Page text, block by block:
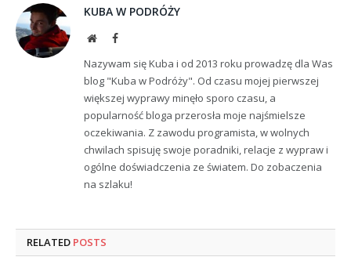
KUBA W PODRÓŻY
WebsiteFacebook
Nazywam się Kuba i od 2013 roku prowadzę dla Was
blog "Kuba w Podróży". Od czasu mojej pierwszej
większej wyprawy minęło sporo czasu, a
popularność bloga przerosła moje najśmielsze
oczekiwania. Z zawodu programista, w wolnych
chwilach spisuję swoje poradniki, relacje z wypraw i
ogólne doświadczenia ze światem. Do zobaczenia
na szlaku!
RELATED POSTS